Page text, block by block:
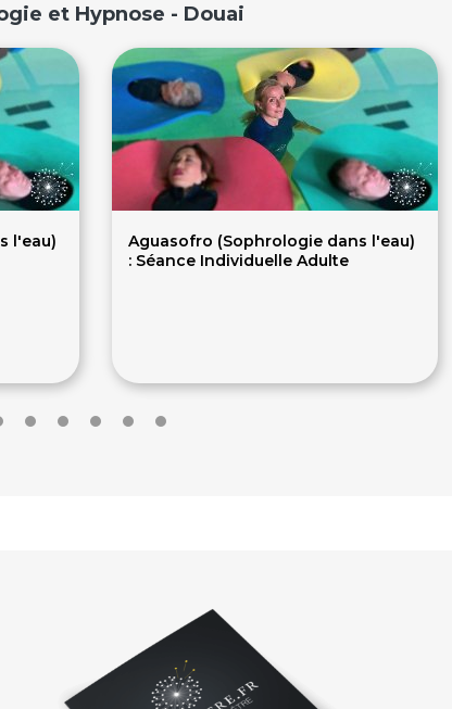
et Hypnose - Douai
l'eau)
Aguasofro (Sophrologie dans l'eau)
: Séance Individuelle Adulte